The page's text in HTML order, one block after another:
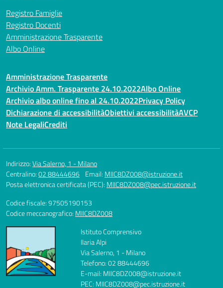
Registro Famiglie
Registro Docenti
Amministrazione Trasparente
Albo Online
Amministrazione Trasparente
Archivio Amm. Trasparente 24.10.2022Albo Online
Archivio albo online fino al 24.10.2022Privacy Policy
Dichiarazione di accessibilitàObiettivi accessibilitàAVCP
Note LegaliCrediti
Indirizzo:Via Salerno, 1 - Milano
Centralino:02 88444696 Email: MIIC8DZ008@istruzione.it
Posta elettronica certificata (PEC): MIIC8DZ008@pec.istruzione.it
Codice fiscale: 97505190153
Codice meccanografico: MIIC8DZ008
Istituto Comprensivo
Ilaria Alpi
Via Salerno, 1 - Milano
Telefono: 02 88444696
E-mail: MIIC8DZ008@istruzione.it
PEC: MIIC8DZ008@pec.istruzione.it